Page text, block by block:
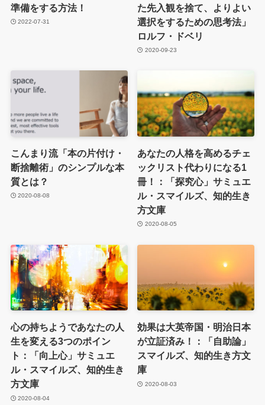
準備をする方法！
2022-07-31
た先入観を捨て、よりよい
選択をするための思考法」
ロルフ・ドベリ
2020-09-23
こんまり流「本の片付け・
断捨離術」のシンプルな本
質とは？
2020-08-08
あなたの人格を高めるチェ
ックリスト代わりになる1
冊！：「探究心」サミュエ
ル・スマイルズ、知的生き
方文庫
2020-08-05
心の持ちようであなたの人
生を変える3つのポイン
ト：「向上心」サミュエ
ル・スマイルズ、知的生き
方文庫
2020-08-04
効果は大英帝国・明治日本
が立証済み！：「自助論」
スマイルズ、知的生き方文
庫
2020-08-03